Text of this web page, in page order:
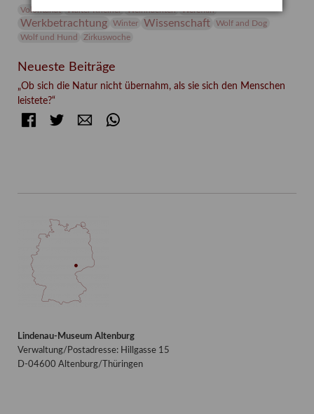
Volontariat
Walter Rheiner Weihnachten Werefkin
Werkbetrachtung Winter Wissenschaft
Wolf and Dog
Wolf und Hund
Zirkuswoche
Neueste Beiträge
„Ob sich die Natur nicht übernahm, als sie sich den Menschen
leistete?“
FacebookTwitter E-mail
Lindenau-Museum Altenburg
Verwaltung/Postadresse: Hillgasse 15
D-04600 Altenburg/Thüringen